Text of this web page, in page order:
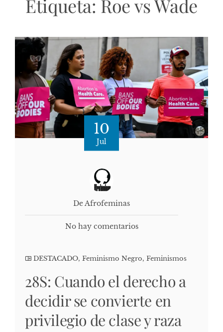
Etiqueta: Roe vs Wade
10
Jul
De Afrofeminas
No hay comentarios
DESTACADO, Feminismo Negro, Feminismos
28S: Cuando el derecho a
decidir se convierte en
privilegio de clase y raza